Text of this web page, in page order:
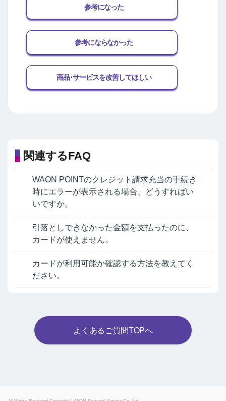
参考になった
参考にならなかった
商品･サービスを改善してほしい
関連するFAQ
WAON POINTのクレジット請求充当の手続き
時にエラーが表示される場合、どうすればい
いですか。
引落としできなかった金額を支払ったのに、
カードが使えません。
カードが利用可能か確認する方法を教えてく
ださい。
よくあるご質問TOPへ
Powered by